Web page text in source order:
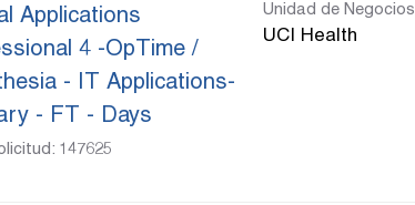
Applications
4 -OpTime /
- IT Applications-
- FT - Days
147625
Unidad de Negocios
UCI Health